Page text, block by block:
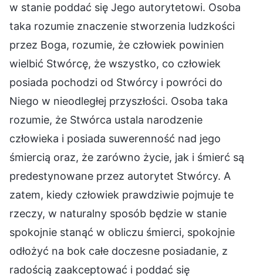
w stanie poddać się Jego autorytetowi. Osoba
taka rozumie znaczenie stworzenia ludzkości
przez Boga, rozumie, że człowiek powinien
wielbić Stwórcę, że wszystko, co człowiek
posiada pochodzi od Stwórcy i powróci do
Niego w nieodległej przyszłości. Osoba taka
rozumie, że Stwórca ustala narodzenie
człowieka i posiada suwerenność nad jego
śmiercią oraz, że zarówno życie, jak i śmierć są
predestynowane przez autorytet Stwórcy. A
zatem, kiedy człowiek prawdziwie pojmuje te
rzeczy, w naturalny sposób będzie w stanie
spokojnie stanąć w obliczu śmierci, spokojnie
odłożyć na bok całe doczesne posiadanie, z
radością zaakceptować i poddać się